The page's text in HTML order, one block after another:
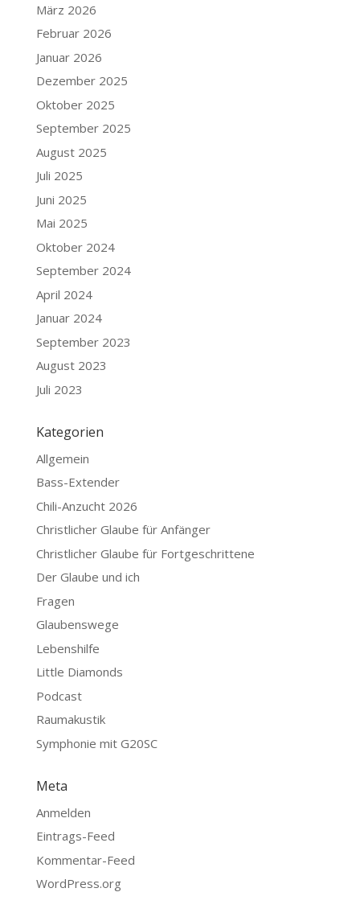
März 2026
Februar 2026
Januar 2026
Dezember 2025
Oktober 2025
September 2025
August 2025
Juli 2025
Juni 2025
Mai 2025
Oktober 2024
September 2024
April 2024
Januar 2024
September 2023
August 2023
Juli 2023
Kategorien
Allgemein
Bass-Extender
Chili-Anzucht 2026
Christlicher Glaube für Anfänger
Christlicher Glaube für Fortgeschrittene
Der Glaube und ich
Fragen
Glaubenswege
Lebenshilfe
Little Diamonds
Podcast
Raumakustik
Symphonie mit G20SC
Meta
Anmelden
Eintrags-Feed
Kommentar-Feed
WordPress.org